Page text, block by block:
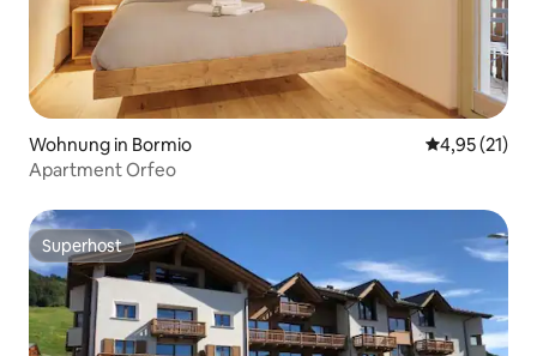
Wohnung in Bormio
4,95 (21)
Apartment Orfeo
Superhost
Superhost